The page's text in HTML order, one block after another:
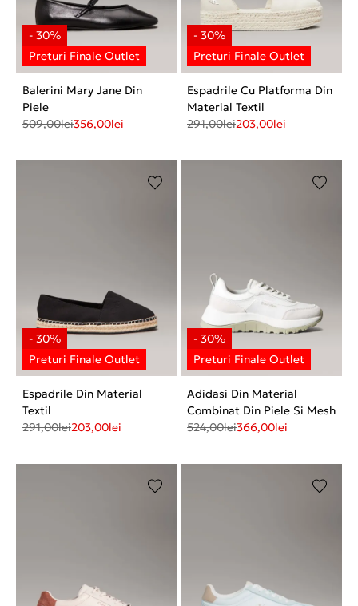
Balerini Mary Jane Din
Piele
509,00lei356,00lei
Espadrile Cu Platforma Din
Material Textil
291,00lei203,00lei
Espadrile Din Material
Textil
291,00lei203,00lei
Adidasi Din Material
Combinat Din Piele Si Mesh
524,00lei366,00lei